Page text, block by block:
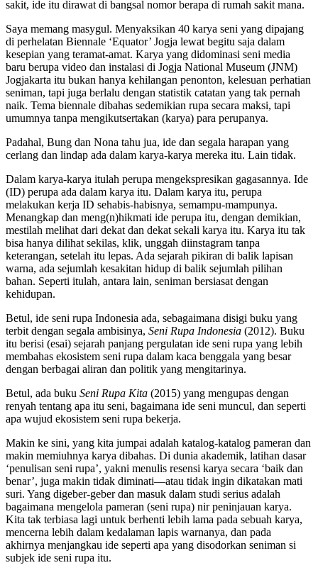
sakit, ide itu dirawat di bangsal nomor berapa di rumah sakit mana.
Saya memang masygul. Menyaksikan 40 karya seni yang dipajang
di perhelatan Biennale ‘Equator’ Jogja lewat begitu saja dalam
kesepian yang teramat-amat. Karya yang didominasi seni media
baru berupa video dan instalasi di Jogja National Museum (JNM)
Jogjakarta itu bukan hanya kehilangan penonton, kelesuan perhatian
seniman, tapi juga berlalu dengan statistik catatan yang tak pernah
naik. Tema biennale dibahas sedemikian rupa secara maksi, tapi
umumnya tanpa mengikutsertakan (karya) para perupanya.
Padahal, Bung dan Nona tahu jua, ide dan segala harapan yang
cerlang dan lindap ada dalam karya-karya mereka itu. Lain tidak.
Dalam karya-karya itulah perupa mengekspresikan gagasannya. Ide
(ID) perupa ada dalam karya itu. Dalam karya itu, perupa
melakukan kerja ID sehabis-habisnya, semampu-mampunya.
Menangkap dan meng(n)hikmati ide perupa itu, dengan demikian,
mestilah melihat dari dekat dan dekat sekali karya itu. Karya itu tak
bisa hanya dilihat sekilas, klik, unggah diinstagram tanpa
keterangan, setelah itu lepas. Ada sejarah pikiran di balik lapisan
warna, ada sejumlah kesakitan hidup di balik sejumlah pilihan
bahan. Seperti itulah, antara lain, seniman bersiasat dengan
kehidupan.
Betul, ide seni rupa Indonesia ada, sebagaimana disigi buku yang
terbit dengan segala ambisinya, Seni Rupa Indonesia (2012). Buku
itu berisi (esai) sejarah panjang pergulatan ide seni rupa yang lebih
membahas ekosistem seni rupa dalam kaca benggala yang besar
dengan berbagai aliran dan politik yang mengitarinya.
Betul, ada buku Seni Rupa Kita (2015) yang mengupas dengan
renyah tentang apa itu seni, bagaimana ide seni muncul, dan seperti
apa wujud ekosistem seni rupa bekerja.
Makin ke sini, yang kita jumpai adalah katalog-katalog pameran dan
makin memiuhnya karya dibahas. Di dunia akademik, latihan dasar
‘penulisan seni rupa’, yakni menulis resensi karya secara ‘baik dan
benar’, juga makin tidak diminati—atau tidak ingin dikatakan mati
suri. Yang digeber-geber dan masuk dalam studi serius adalah
bagaimana mengelola pameran (seni rupa) nir peninjauan karya.
Kita tak terbiasa lagi untuk berhenti lebih lama pada sebuah karya,
mencerna lebih dalam kedalaman lapis warnanya, dan pada
akhirnya menjangkau ide seperti apa yang disodorkan seniman si
subjek ide seni rupa itu.